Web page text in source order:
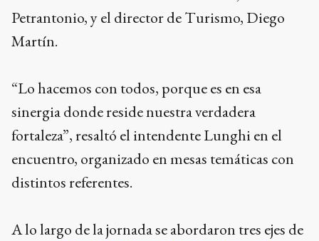
Petrantonio, y el director de Turismo, Diego
Martín.
“Lo hacemos con todos, porque es en esa
sinergia donde reside nuestra verdadera
fortaleza”, resaltó el intendente Lunghi en el
encuentro, organizado en mesas temáticas con
distintos referentes.
A lo largo de la jornada se abordaron tres ejes de